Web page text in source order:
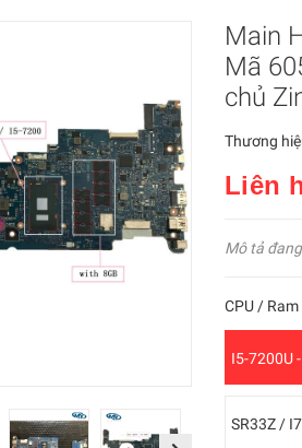
Main
Mã
chủ
Thương
Liên
Mô tả
CPU /
I5-7200U
SR33Z /